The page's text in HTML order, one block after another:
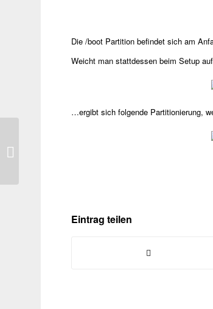
Die /boot Partition befindet sich am
Weicht man stattdessen beim Setup
…ergibt sich folgende Partitionierung,
Eintrag teilen